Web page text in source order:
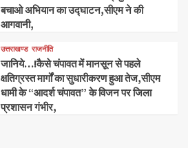
बचाओ अभियान का उद्घाटन,सीएम ने की
आगवानी,
उत्तराखण्ड राजनीति
जानिये…!कैसे चंपावत में मानसून से पहले
क्षतिग्रस्त मार्गों का सुधारीकरण हुआ तेज,सीएम
धामी के “आदर्श चंपावत” के विजन पर जिला
प्रशासन गंभीर,